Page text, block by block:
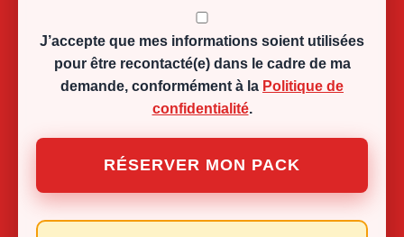
J’accepte que mes informations soient utilisées
pour être recontacté(e) dans le cadre de ma
demande, conformément à la Politique de
confidentialité.
RÉSERVER MON PACK